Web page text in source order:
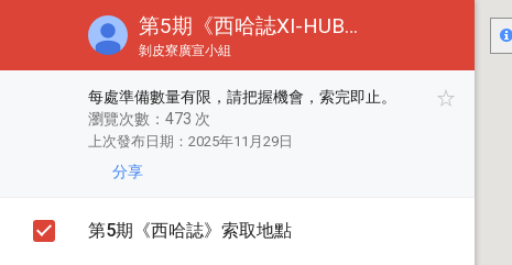
第5期《西哈誌XI-HUB | 印一個瞬間》索取地點
剝皮寮廣宣小組
每處準備數量有限，請把握機會，索完即止。
每處準備數量有限，請把握機會，索完即止。
瀏覽次數：473 次
上次發布日期：2025年11月29日
分享
第5期《西哈誌》索取地點